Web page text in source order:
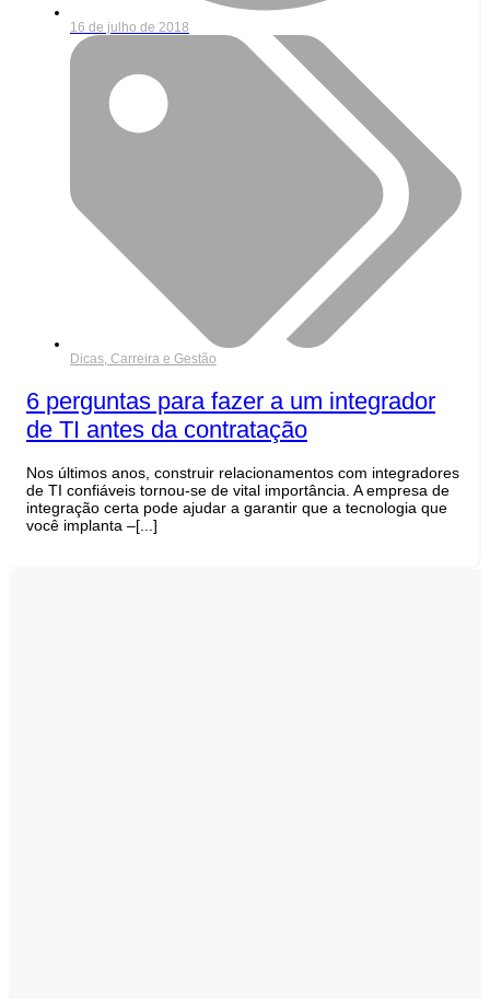
16 de julho de 2018
Dicas, Carreira e Gestão
6 perguntas para fazer a um integrador
de TI antes da contratação
Nos últimos anos, construir relacionamentos com integradores
de TI confiáveis tornou-se de vital importância. A empresa de
integração certa pode ajudar a garantir que a tecnologia que
você implanta –[...]